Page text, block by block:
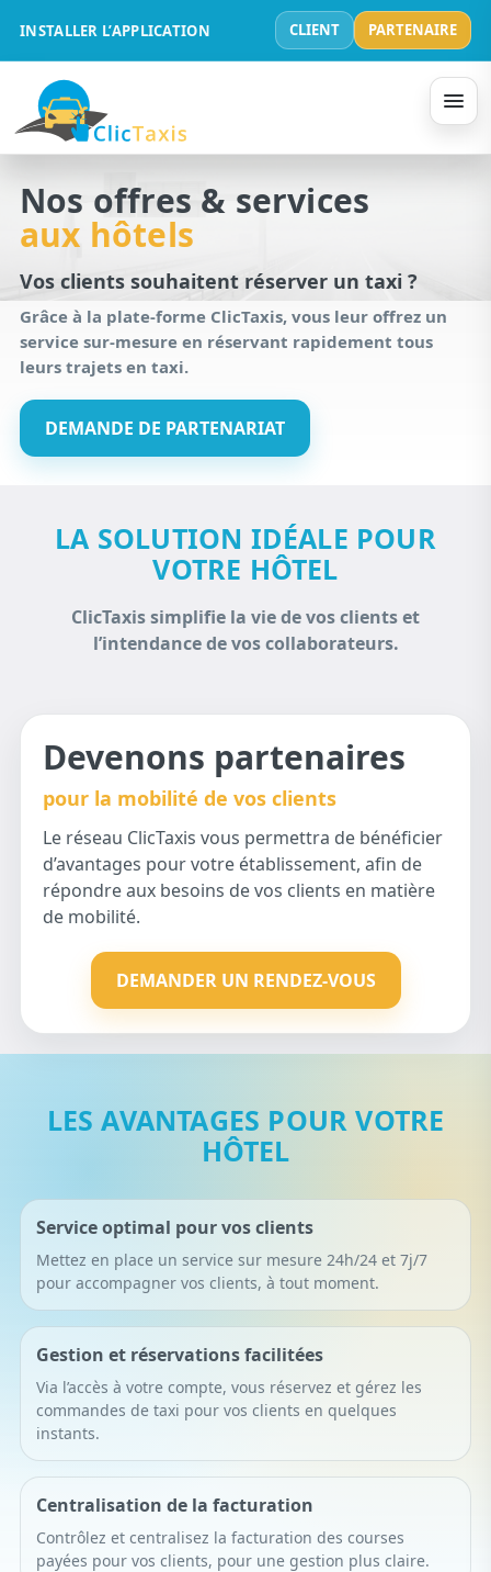
INSTALLER L’APPLICATION CLIENT PARTENAIRE
Nos offres & services
aux hôtels
Vos clients souhaitent réserver un taxi ?
Grâce à la plate-forme ClicTaxis, vous leur offrez un
service sur-mesure en réservant rapidement tous
leurs trajets en taxi.
DEMANDE DE PARTENARIAT
LA SOLUTION IDÉALE POUR
VOTRE HÔTEL
ClicTaxis simplifie la vie de vos clients et
l’intendance de vos collaborateurs.
Devenons partenaires
pour la mobilité de vos clients
Le réseau ClicTaxis vous permettra de bénéficier
d’avantages pour votre établissement, afin de
répondre aux besoins de vos clients en matière
de mobilité.
DEMANDER UN RENDEZ-VOUS
LES AVANTAGES POUR VOTRE
HÔTEL
Service optimal pour vos clients
Mettez en place un service sur mesure 24h/24 et 7j/7
pour accompagner vos clients, à tout moment.
Gestion et réservations facilitées
Via l’accès à votre compte, vous réservez et gérez les
commandes de taxi pour vos clients en quelques
instants.
Centralisation de la facturation
Contrôlez et centralisez la facturation des courses
payées pour vos clients, pour une gestion plus claire.